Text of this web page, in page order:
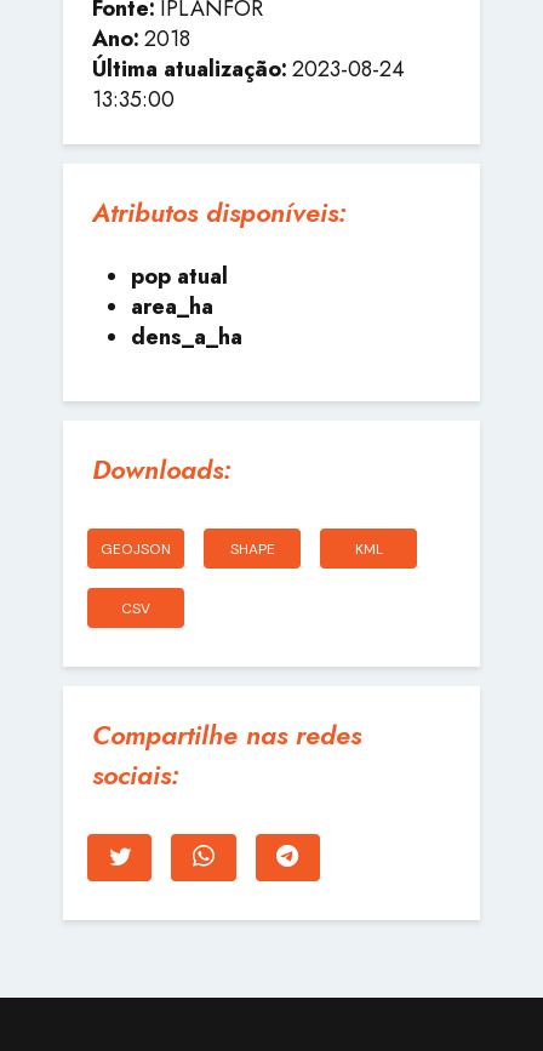
Fonte: IPLANFOR
Ano:2018
Última atualização:2023-08-24
13:35:00
Atributos disponíveis:
pop atual
area_ha
dens_a_ha
Downloads:
GEOJSON SHAPE KML
CSV
Compartilhe nas redes
sociais: